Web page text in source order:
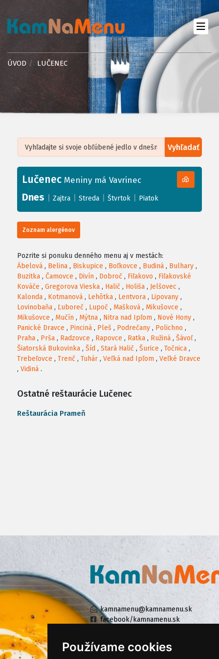
Používame cookies
ÚVOD LUČENEC
Vyhľadať
+
−
Leaflet| ©OpenStreetMap, Tiles courtesy ofHumanitarian OpenStreetMap
Lučenec Meniny má Vavrinec
Dnes Zajtra Streda Štvrtok Piatok
Zoznam alergénov
Pozrite si ponuku denného menu aj v mestách:
Ábelová , Belina , Biskupice , Boľkovce , Budiná , Bulhary ,
Buzitka , Čamovce , Divín , Dobroč , Fiľakovo , Fiľakovské
Kováče , Gregorova Vieska , Halič , Holiša , Jelšovec ,
Kalonda , Kotmanová , Lehôtka , Lentvora , Lipovany ,
Lovinobaňa , Ľuboreč , Lupoč , Mašková , Mikušovce ,
Mikušovce , Mučín , Mýtna , Nitra nad Ipľom , Nové Hony ,
Panické Dravce , Pinciná , Pleš , Podrečany , Polichno ,
Praha , Prša , Radzovce , Rapovce , Ratka , Ružiná , Šávoľ,
Šiatorská Bukovinka , Šíd , Stará Halič , Šurice , Točnica ,
Trebeľovce , Trenč , Tuhár , Veľká nad Ipľom , Veľké Dravce
, Vidiná .
Ostatné reštaurácie Lučenec
Reštaurácia Prameň
kamnamenu@kamnamenu.sk
facebook/kamnamenu.sk